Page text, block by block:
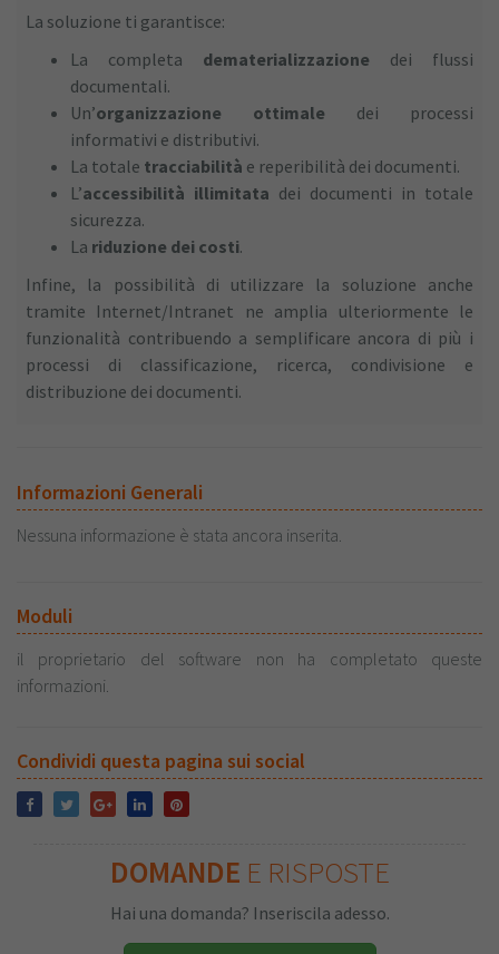
La soluzione ti garantisce:
La completa dematerializzazione dei flussi
documentali.
Un’organizzazione ottimale dei processi
informativi e distributivi.
La totale tracciabilità e reperibilità dei documenti.
L’accessibilità illimitata dei documenti in totale
sicurezza.
La riduzione dei costi.
Infine, la possibilità di utilizzare la soluzione anche
tramite Internet/Intranet ne amplia ulteriormente le
funzionalità contribuendo a semplificare ancora di più i
processi di classificazione, ricerca, condivisione e
distribuzione dei documenti.
Informazioni Generali
Nessuna informazione è stata ancora inserita.
Moduli
il proprietario del software non ha completato queste
informazioni.
Condividi questa pagina sui social
DOMANDE E RISPOSTE
Hai una domanda? Inseriscila adesso.